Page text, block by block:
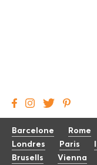
Barcelone Rome
Londres
Paris
Brusells
Vienna